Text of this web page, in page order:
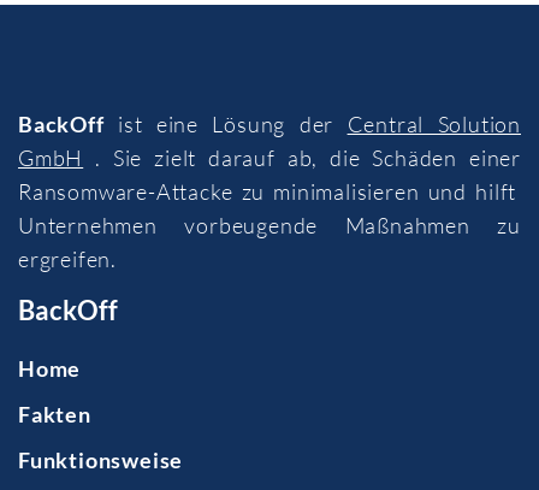
BackOffist eine Lösung der Central Solution
GmbH
. Sie zielt darauf ab, die Schäden einer
Ransomware-Attacke zu minimalisieren und hilft
Unternehmen vorbeugende Maßnahmen zu
ergreifen.
BackOff
Home
Fakten
Funktionsweise